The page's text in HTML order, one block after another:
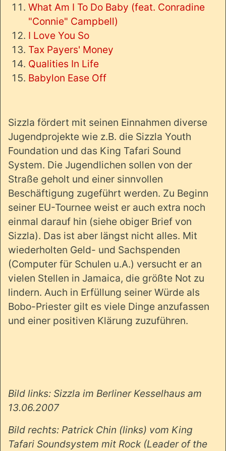
What Am I To Do Baby (feat. Conradine
"Connie" Campbell)
I Love You So
Tax Payers' Money
Qualities In Life
Babylon Ease Off
Sizzla fördert mit seinen Einnahmen diverse
Jugendprojekte wie z.B. die Sizzla Youth
Foundation und das King Tafari Sound
System. Die Jugendlichen sollen von der
Straße geholt und einer sinnvollen
Beschäftigung zugeführt werden. Zu Beginn
seiner EU-Tournee weist er auch extra noch
einmal darauf hin (siehe obiger Brief von
Sizzla). Das ist aber längst nicht alles. Mit
wiederholten Geld- und Sachspenden
(Computer für Schulen u.A.) versucht er an
vielen Stellen in Jamaica, die größte Not zu
lindern. Auch in Erfüllung seiner Würde als
Bobo-Priester gilt es viele Dinge anzufassen
und einer positiven Klärung zuzuführen.
Bild links: Sizzla im Berliner Kesselhaus am
13.06.2007
Bild rechts: Patrick Chin (links) vom King
Tafari Soundsystem mit Rock (Leader of the